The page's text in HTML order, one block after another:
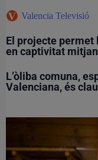
Valencia Televisió
El projecte
en captivitat
L’òliba comuna,
Valenciana, és